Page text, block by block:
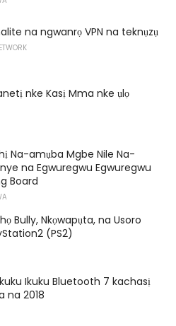
na ngwanrọ VPN na teknụzụ
nke Kasị Mma nke ụlọ
Na-amụba Mgbe Nile Na-
na Egwuregwu Egwuregwu
Board
Bully, Nkọwapụta, na Usoro
(PS2)
Ikuku Bluetooth 7 kachasị
na 2018